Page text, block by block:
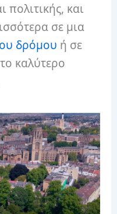
πολιτικής, και
σε μια
δρόμου ή σε
καλύτερο